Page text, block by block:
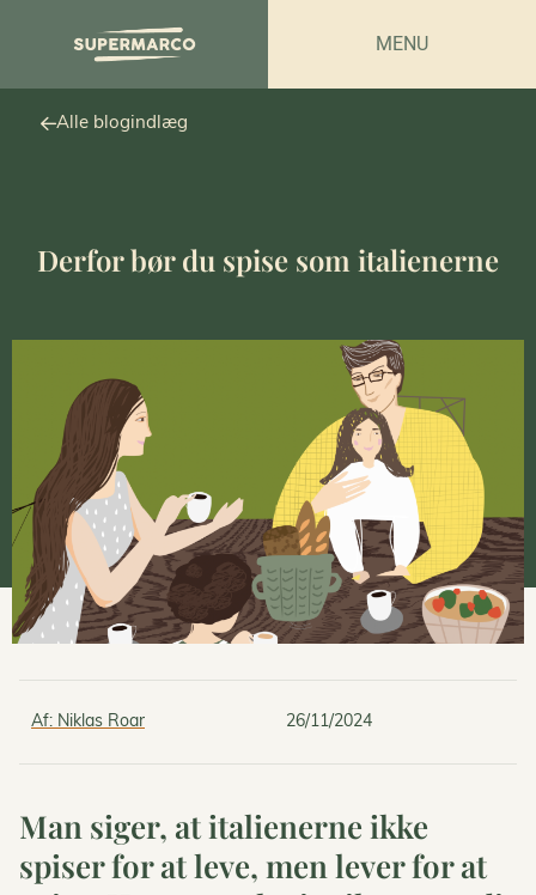
MENU
Alle blogindlæg
Derfor bør du spise som italienerne
Af: Niklas Roar 26/11/2024
Man siger, at italienerne ikke
spiser for at leve, men lever for at